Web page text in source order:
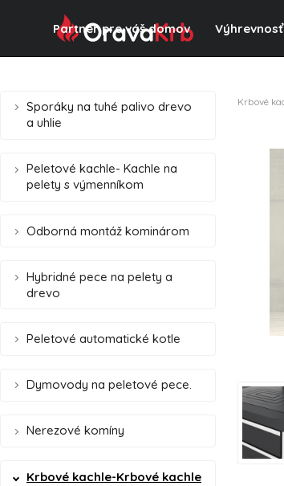
Partner pre váš domov
Sporáky na tuhé palivo drevo
a uhlie
Peletové kachle- Kachle na
pelety s výmenníkom
Odborná montáž kominárom
Hybridné pece na pelety a
drevo
Peletové automatické kotle
Dymovody na peletové pece.
Nerezové komíny
Krbové kachle-Krbové kachle
Krbové